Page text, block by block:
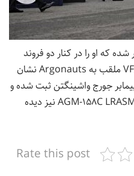
که او را در کنار دو فروند
جنگنده F-۳۵C از اسکادران VFA-۱۴۷ ملقب به Argonauts نشان
جورج واشینگتن ثبت شده و
در آن موشک‌های CATM-۱۷۴B و AGM-۱۵۸C LRASM نیز دیده
Rate this post